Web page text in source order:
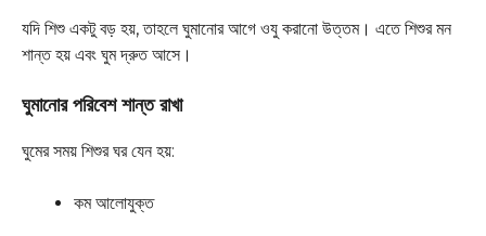
যদি শিশু একটু বড় হয়, তাহলে ঘুমানোর আগে ওযু করানো উত্তম। এতে শিশুর মন
শান্ত হয় এবং ঘুম দ্রুত আসে।
ঘুমানোর পরিবেশ শান্ত রাখা
ঘুমের সময় শিশুর ঘর যেন হয়:
কম আলোযুক্ত